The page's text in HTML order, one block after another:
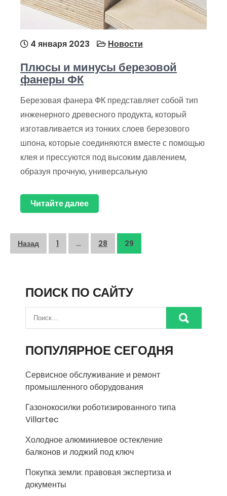
4 января 2023 Новости
Плюсы и минусы березовой
фанеры ФК
Березовая фанера ФК представляет собой тип
инженерного древесного продукта, который
изготавливается из тонких слоев березового
шпона, которые соединяются вместе с помощью
клея и прессуются под высоким давлением,
образуя прочную, универсальную
Читайте далее
Пагинация
Назад 1 … 28 29
ПОИСК ПО САЙТУ
ПОПУЛЯРНОЕ СЕГОДНЯ
Сервисное обслуживание и ремонт
промышленного оборудования
Газонокосилки роботизированного типа
Villartec
Холодное алюминиевое остекление
балконов и лоджий под ключ
Покупка земли: правовая экспертиза и
документы